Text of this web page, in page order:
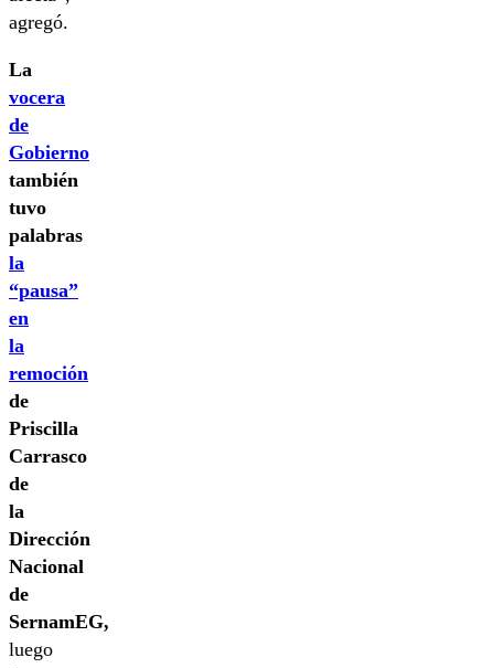
agregó.
La
vocera
de
Gobierno
también
tuvo
palabras
la
“pausa”
en
la
remoción
de
Priscilla
Carrasco
de
la
Dirección
Nacional
de
SernamEG,
luego